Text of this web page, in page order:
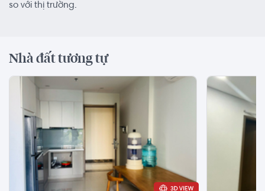
so với thị trường.
Nhà đất tương tự